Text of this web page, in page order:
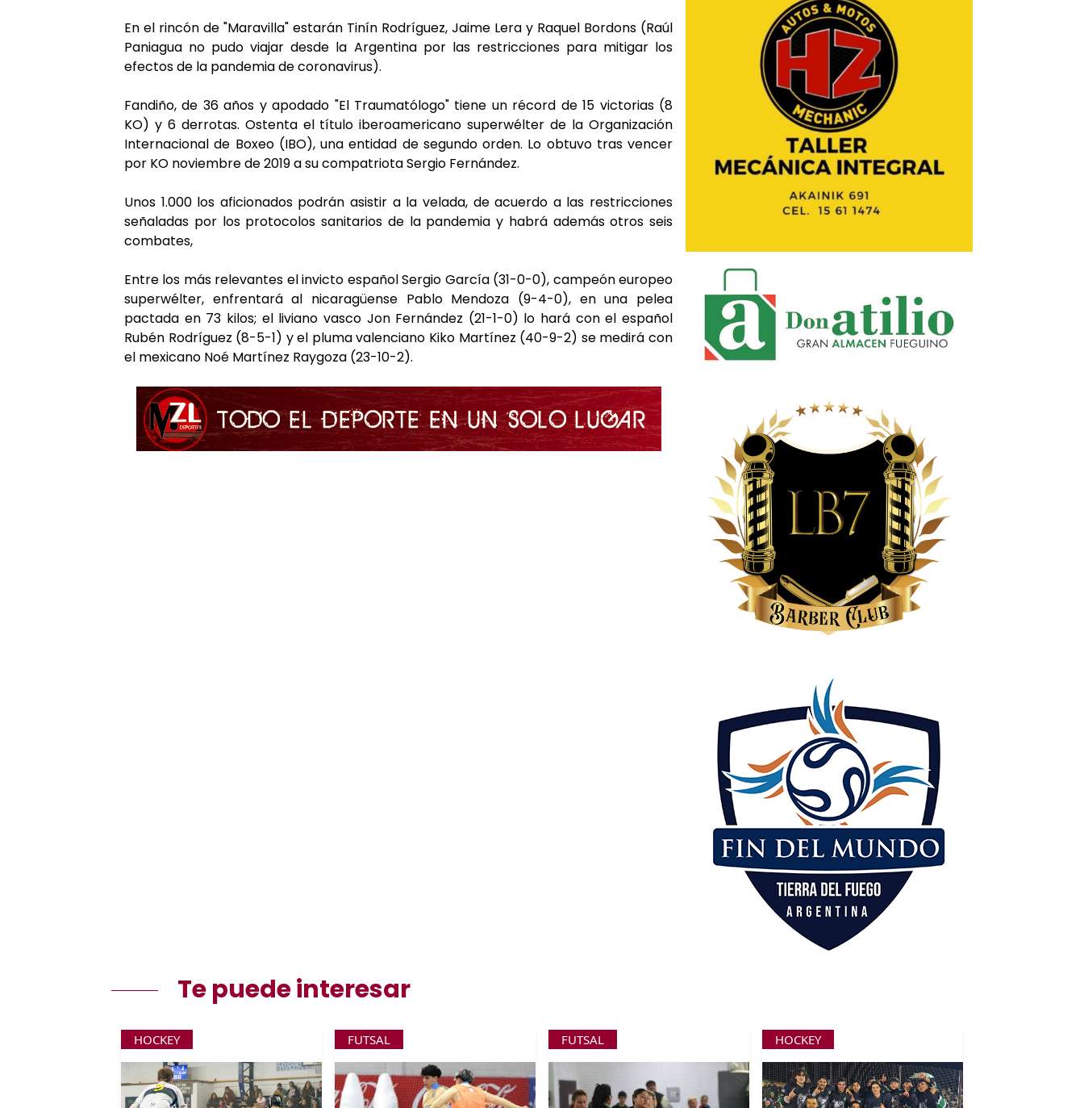
En el rincón de "Maravilla" estarán Tinín Rodríguez, Jaime Lera y Raquel Bordons (Raúl
Paniagua no pudo viajar desde la Argentina por las restricciones para mitigar los
efectos de la pandemia de coronavirus).
Fandiño, de 36 años y apodado "El Traumatólogo" tiene un récord de 15 victorias (8
KO) y 6 derrotas. Ostenta el título iberoamericano superwélter de la Organización
Internacional de Boxeo (IBO), una entidad de segundo orden. Lo obtuvo tras vencer
por KO noviembre de 2019 a su compatriota Sergio Fernández.
Unos 1.000 los aficionados podrán asistir a la velada, de acuerdo a las restricciones
señaladas por los protocolos sanitarios de la pandemia y habrá además otros seis
combates,
Entre los más relevantes el invicto español Sergio García (31-0-0), campeón europeo
superwélter, enfrentará al nicaragüense Pablo Mendoza (9-4-0), en una pelea
pactada en 73 kilos; el liviano vasco Jon Fernández (21-1-0) lo hará con el español
Rubén Rodríguez (8-5-1) y el pluma valenciano Kiko Martínez (40-9-2) se medirá con
el mexicano Noé Martínez Raygoza (23-10-2).
Te puede interesar
HOCKEY FUTSAL FUTSAL HOCKEY